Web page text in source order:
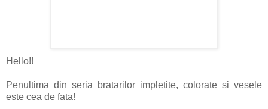
Hello!!
Penultima din seria bratarilor impletite, colorate si vesele
este cea de fata!